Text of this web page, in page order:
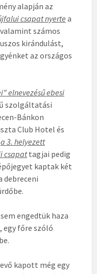
alapján az
csapat nyerte a
számos
kirándulást,
az országos
elnevezésű ebesi
szolgáltatási
Bánkon
Club Hotel és
a 3. helyezett
csapattagjai pedig
kaptak két
debreceni
engedtük haza
egy főre szóló
kapott még egy